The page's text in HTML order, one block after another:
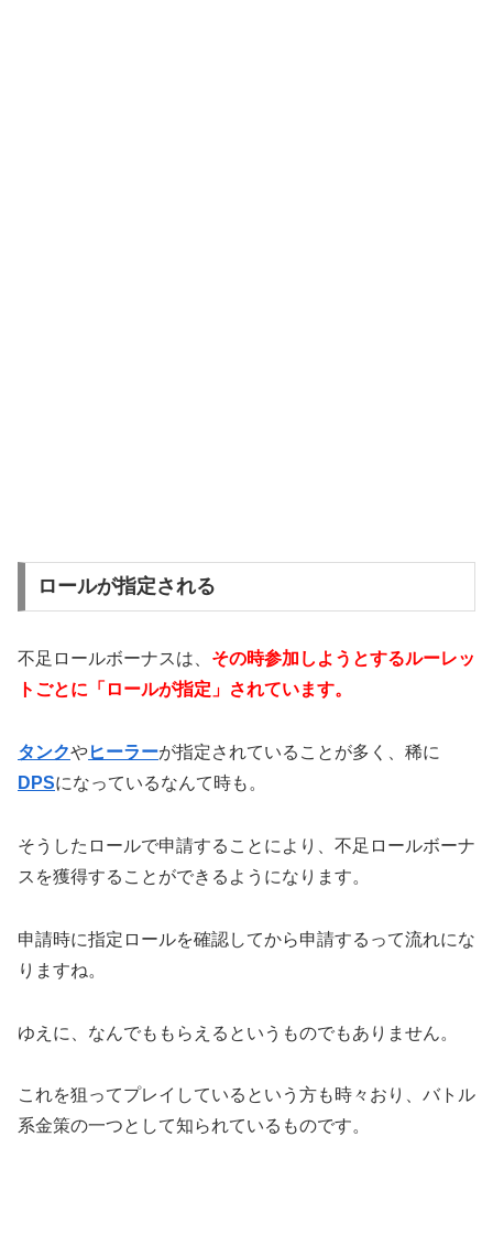
ロールが指定される
不足ロールボーナスは、 その時参加しようとするルーレッ
トごとに「ロールが指定」されています。
タンクやヒーラーが指定されていることが多く、稀に
DPSになっているなんて時も。
そうしたロールで申請することにより、不足ロールボーナ
スを獲得することができるようになります。
申請時に指定ロールを確認してから申請するって流れにな
りますね。
ゆえに、なんでももらえるというものでもありません。
これを狙ってプレイしているという方も時々おり、バトル
系金策の一つとして知られているものです。